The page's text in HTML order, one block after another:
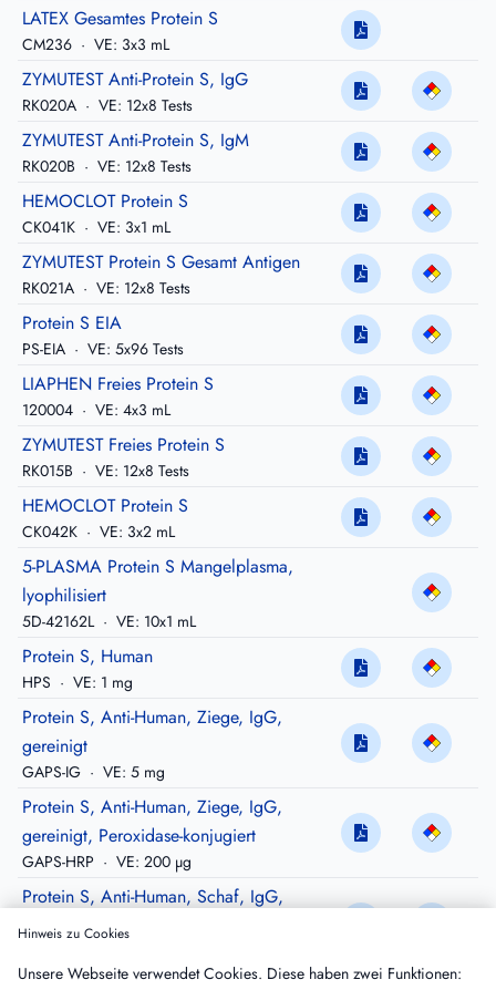
LATEX Gesamtes Protein S
CM236 · VE: 3x3 mL
ZYMUTEST Anti-Protein S, IgG
RK020A · VE: 12x8 Tests
ZYMUTEST Anti-Protein S, IgM
RK020B · VE: 12x8 Tests
HEMOCLOT Protein S
CK041K · VE: 3x1 mL
ZYMUTEST Protein S Gesamt Antigen
RK021A · VE: 12x8 Tests
Protein S EIA
PS-EIA · VE: 5x96 Tests
LIAPHEN Freies Protein S
120004 · VE: 4x3 mL
ZYMUTEST Freies Protein S
RK015B · VE: 12x8 Tests
HEMOCLOT Protein S
CK042K · VE: 3x2 mL
5-PLASMA Protein S Mangelplasma,
lyophilisiert
5D-42162L · VE: 10x1 mL
Protein S, Human
HPS · VE: 1 mg
Protein S, Anti-Human, Ziege, IgG,
gereinigt
GAPS-IG · VE: 5 mg
Protein S, Anti-Human, Ziege, IgG,
gereinigt, Peroxidase-konjugiert
GAPS-HRP · VE: 200 µg
Protein S, Anti-Human, Schaf, IgG,
gereinigt
Hinweis zu Cookies
Unsere Webseite verwendet Cookies. Diese haben zwei Funktionen: